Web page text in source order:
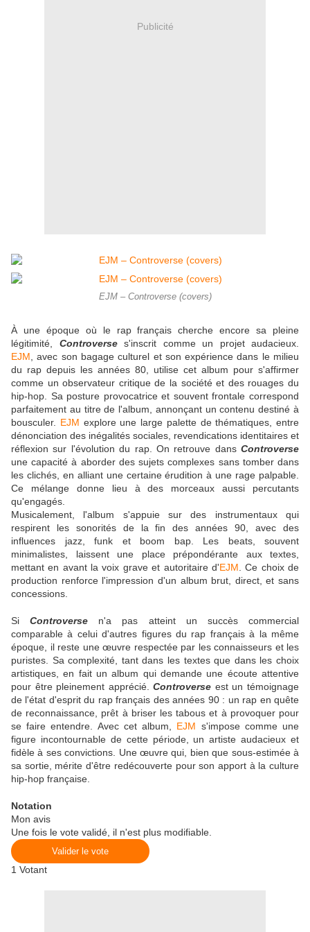
Publicité
EJM – Controverse (covers)
À une époque où le rap français cherche encore sa pleine
légitimité, Controverses'inscrit comme un projet audacieux.
EJM , avec son bagage culturel et son expérience dans le milieu
du rap depuis les années 80, utilise cet album pour s'affirmer
comme un observateur critique de la société et des rouages du
hip-hop. Sa posture provocatrice et souvent frontale correspond
parfaitement au titre de l'album, annonçant un contenu destiné à
bousculer. EJM explore une large palette de thématiques, entre
dénonciation des inégalités sociales, revendications identitaires et
réflexion sur l'évolution du rap. On retrouve dans Controverse
une capacité à aborder des sujets complexes sans tomber dans
les clichés, en alliant une certaine érudition à une rage palpable.
Ce mélange donne lieu à des morceaux aussi percutants
qu'engagés.
Musicalement, l'album s'appuie sur des instrumentaux qui
respirent les sonorités de la fin des années 90, avec des
influences jazz, funk et boom bap. Les beats, souvent
minimalistes, laissent une place prépondérante aux textes,
mettant en avant la voix grave et autoritaire d'EJM . Ce choix de
production renforce l'impression d'un album brut, direct, et sans
concessions.
SiControverse n'a pas atteint un succès commercial
comparable à celui d'autres figures du rap français à la même
époque, il reste une œuvre respectée par les connaisseurs et les
puristes. Sa complexité, tant dans les textes que dans les choix
artistiques, en fait un album qui demande une écoute attentive
pour être pleinement apprécié.Controverse est un témoignage
de l'état d'esprit du rap français des années 90 : un rap en quête
de reconnaissance, prêt à briser les tabous et à provoquer pour
se faire entendre. Avec cet album, EJM s'impose comme une
figure incontournable de cette période, un artiste audacieux et
fidèle à ses convictions. Une œuvre qui, bien que sous-estimée à
sa sortie, mérite d'être redécouverte pour son apport à la culture
hip-hop française.
Notation
Mon avis
Une fois le vote validé, il n'est plus modifiable.
Valider le vote
1 Votant